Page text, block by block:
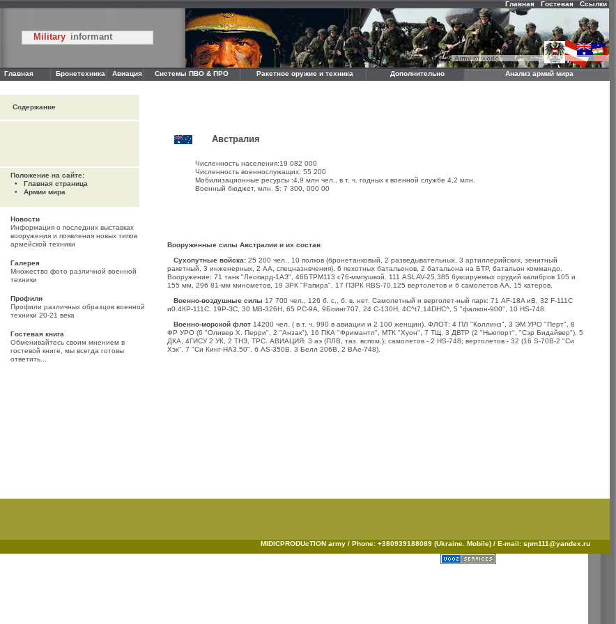
Главная Гостевая Ссылки
Military informant
Главная Бронетехника Авиация Системы ПВО & ПРО Ракетное оружие и техника Дополнительно Анализ армий мира
Содержание
Положение на сайте:
• Главная страница
• Армии мира
Новости
Информация о последних выставках
вооружения и появления новых типов
армейской техники
Галерея
Множество фото различной военной
техники
Профили
Профили различных образцов военной
техники 20-21 века
Гостевая книга
Обменивайтесь своим мнением в
гостевой книге, мы всегда готовы
ответить...
Австралия
Численность населения:19 082 000
Численность военнослужащих: 55 200
Мобилизационные ресурсы :4,9 млн чел., в т. ч. годных к военной службе 4,2 млн.
Военный бюджет, млн. $: 7 300, 000 00
Вооруженные силы Австралии и их состав
Сухопутные войска: 25 200 чел., 10 полков (бронетанковый, 2 разведывательных, 3 артиллерийских, зенитный
ракетный, 3 инженерных, 2 АА, спецназнвчения), 6 пехотных батальонов, 2 батальона на БТР, батальон коммандо.
Вооружение: 71 танк "Леопард-1АЗ", 46БТРМ113 с76-ммпушкой. 111 ASLAV-25,385 буксируемых орудий калибров 105 и
155 мм, 296 81-мм минометов, 19 ЗРК "Рапира", 17 ПЗРК RBS-70,125 вертолетов и б самолетов АА, 15 катеров.
Военно-воздушные силы 17 700 чел., 126 б. с., б. в. нет. Самолетный и верголет-ный парк: 71 AF-18A иВ, 32 F-111C
и0.4КР-111С. 19Р-ЗС, 30 МВ-326Н, 65 РС-9А, 9Боинг707, 24 С-130Н, 4C^t7,14DHC^, 5 "фалкон-900", 10 HS-748.
Военно-морской флот 14200 чел. ( в т. ч. 990 в авиации и 2 100 женщин). ФЛОТ: 4 ПЛ "Коллинз", 3 ЭМ УРО "Перт", 8
ФР УРО (6 "Оливер X. Перри", 2 "Анзак"), 16 ПКА "Фримантл", МТК "Хуон", 7 ТЩ, 3 ДВТР (2 "Ньюпорт", "Сэр Бидайвер"), 5
ДКА, 4ГИСУ 2 УК, 2 ТНЗ, ТРС. АВИАЦИЯ: 3 аэ (ПЛВ, таз. вспом.); самолетов - 2 HS-748; вертолетов - 32 (16 S-70B-2 "Си
Хэк". 7 "Си Кинг-НА3.50". б AS-350B, 3 Белл 206В, 2 ВАе-748).
MIDICPRODUcTION army / Phone: +380939188089 (Ukraine. Mobile) / E-mail: spm111@yandex.ru